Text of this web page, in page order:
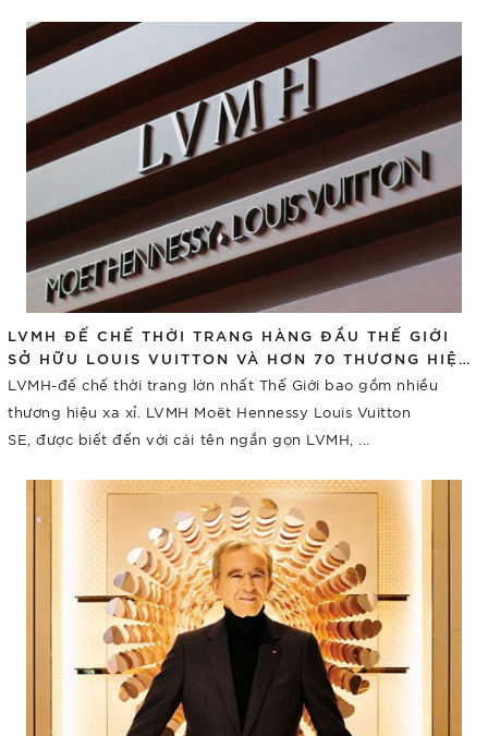
LVMH ĐẾ CHẾ THỜI TRANG HÀNG ĐẦU THẾ GIỚI
SỞ HỮU LOUIS VUITTON VÀ HƠN 70 THƯƠNG HIỆU
XA XỈ
LVMH-đế chế thời trang lớn nhất Thế Giới bao gồm nhiều
thương hiệu xa xỉ. LVMH Moët Hennessy Louis Vuitton
SE, được biết đến với cái tên ngắn gọn LVMH, ...